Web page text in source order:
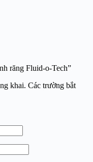
răng Fluid-o-Tech”
khai. Các trường bắt